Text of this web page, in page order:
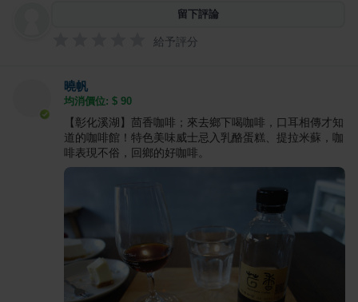
留下評論
給予評分
曉帆
均消價位: $ 90
【彰化溪湖】茴香咖啡；來去鄉下喝咖啡，口耳相傳才知
道的咖啡館！特色美味威士忌入乳酪蛋糕、提拉米蘇，咖
啡表現不俗，回鄉的好咖啡。